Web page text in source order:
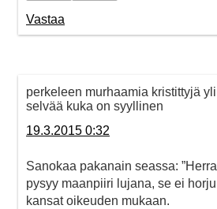
Vastaa
perkeleen murhaamia kristittyjä
selvää kuka on syyllinen
19.3.2015 0:32
Sanokaa pakanain seassa:
pysyy maanpiiri lujana, se ei
kansat oikeuden mukaan.